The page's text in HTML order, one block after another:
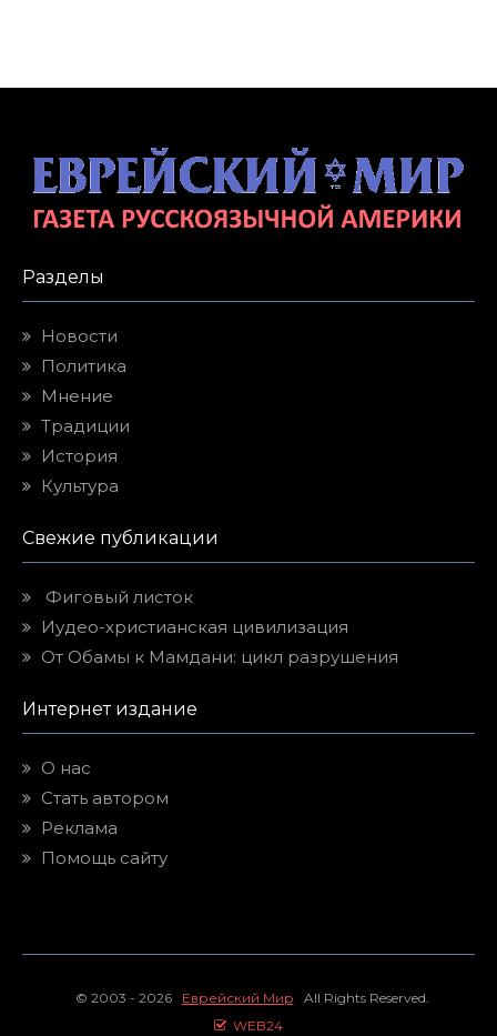
Разделы
Новости
Политика
Мнение
Традиции
История
Культура
Свежие публикации
Фиговый листок
Иудео-христианская цивилизация
От Обамы к Мамдани: цикл разрушения
Интернет издание
О нас
Стать автором
Реклама
Помощь сайту
© 2003 - 2026 Еврейский Мир All Rights Reserved.
WEB24